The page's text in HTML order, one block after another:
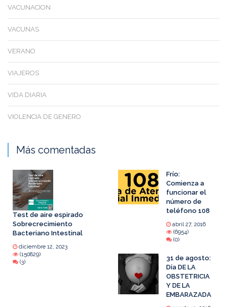
VACUNACION
VACUNAS
VERANO
VIAJEROS
VIDA DIARIA
VIOLENCIA DE GENERO
Más comentadas
Test de aire espirado
Sobrecrecimiento
Bacteriano Intestinal
diciembre 12, 2023
(150829)
(3)
Frío:
Comienza a
funcionar el
número de
teléfono 108
abril 27, 2016
(6954)
(0)
31 de agosto:
Día DE LA
OBSTETRICIA
Y DE LA
EMBARAZADA